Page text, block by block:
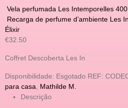
Vela perfumada Les Intemporelles
Recarga de perfume d’ambiente Les
Élixir
€32.50
Coffret Descoberta Les In
Disponibilidade: Esgotado REF:
para casa
Mathilde M.
Descrição